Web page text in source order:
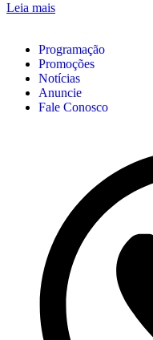
Leia mais
Programação
Promoções
Notícias
Anuncie
Fale Conosco